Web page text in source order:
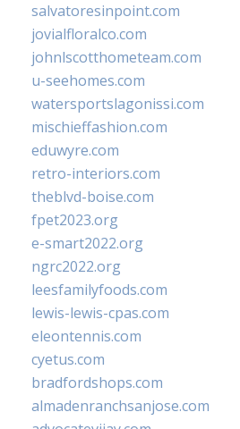
salvatoresinpoint.com
jovialfloralco.com
johnlscotthometeam.com
u-seehomes.com
watersportslagonissi.com
mischieffashion.com
eduwyre.com
retro-interiors.com
theblvd-boise.com
fpet2023.org
e-smart2022.org
ngrc2022.org
leesfamilyfoods.com
lewis-lewis-cpas.com
eleontennis.com
cyetus.com
bradfordshops.com
almadenranchsanjose.com